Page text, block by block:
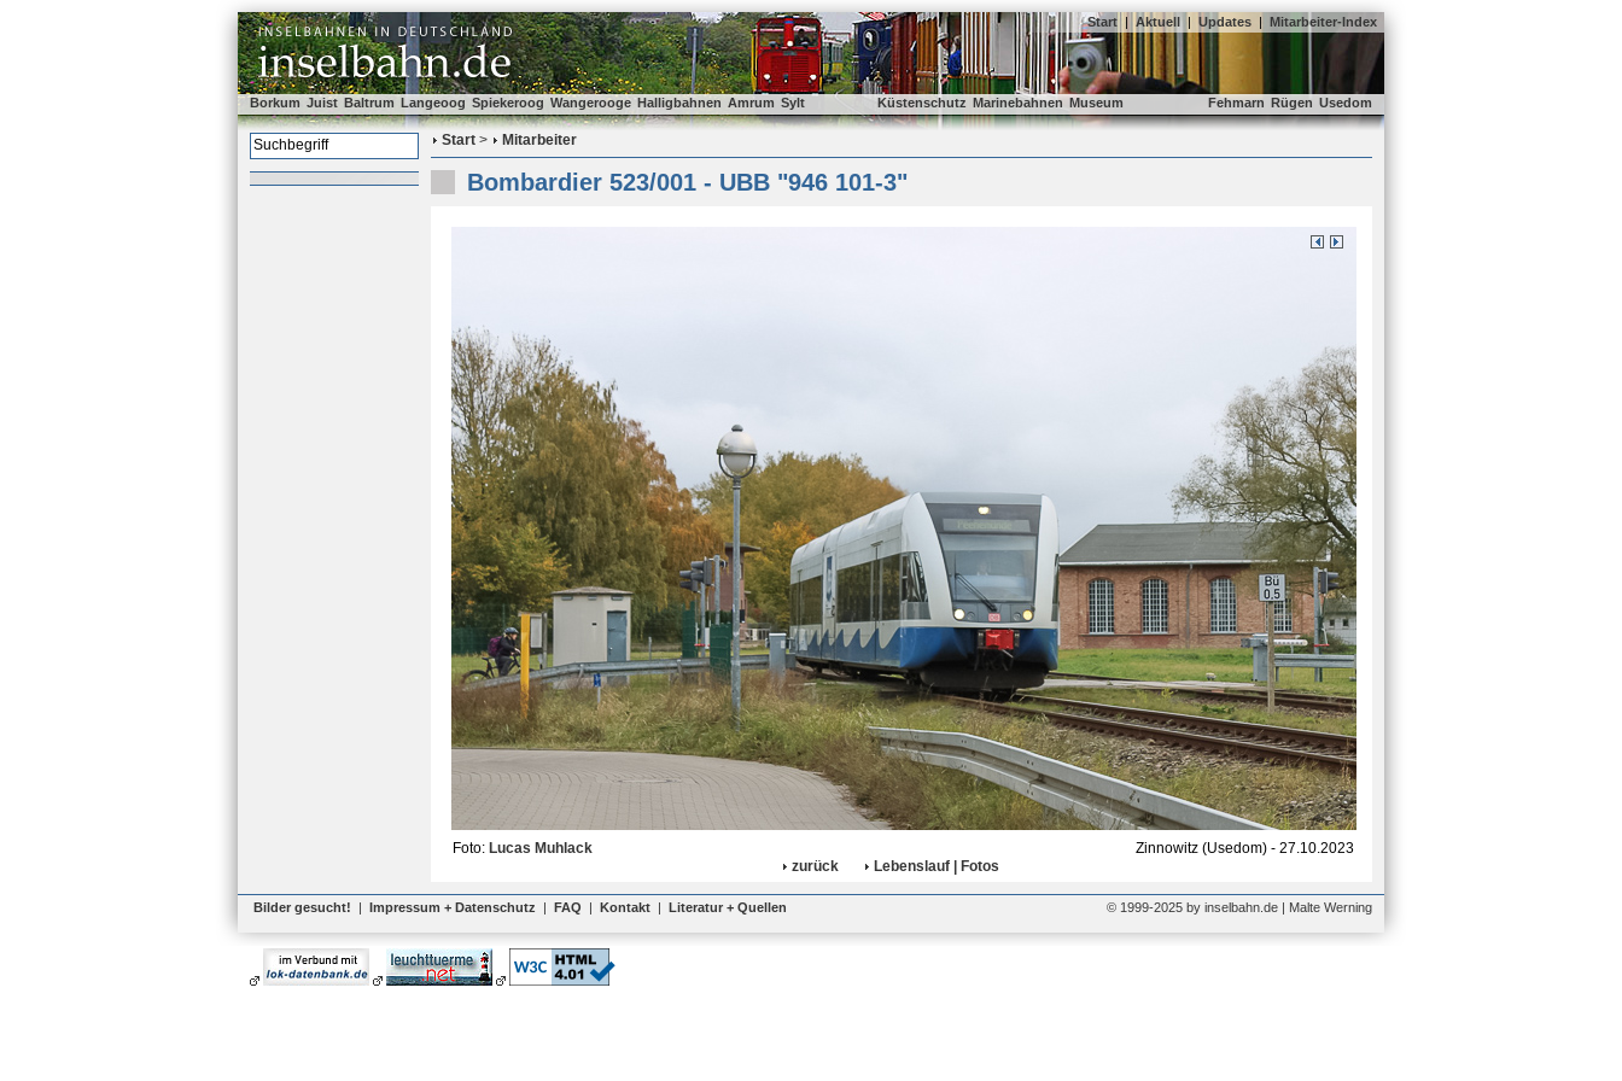
Start | Aktuell | Updates | Mitarbeiter-Index
Borkum Juist Baltrum Langeoog Spiekeroog Wangerooge Halligbahnen Amrum Sylt Küstenschutz Marinebahnen Museum Fehmarn Rügen Usedom
Start > Mitarbeiter
Bombardier 523/001 - UBB "946 101-3"
Foto: Lucas Muhlack
Zinnowitz (Usedom) - 27.10.2023
zurück
Lebenslauf | Fotos
Bilder gesucht! | Impressum + Datenschutz | FAQ | Kontakt | Literatur + Quellen © 1999-2025 by inselbahn.de | Malte Werning